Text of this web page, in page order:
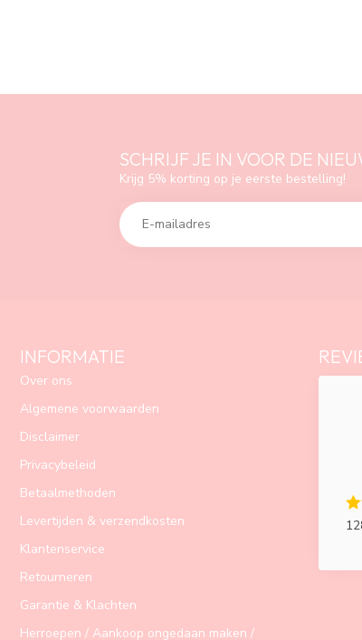
SCHRIJF JE IN VOOR DE
Krijg 5% korting op je eerste bestelling!
INFORMATIE
Over ons
Algemene voorwaarden
Disclaimer
Privacybeleid
Betaalmethoden
Levertijden & verzendkosten
Klantenservice
Retourneren
Garantie & Klachten
Herroepen / Aankoop ongedaan maken /